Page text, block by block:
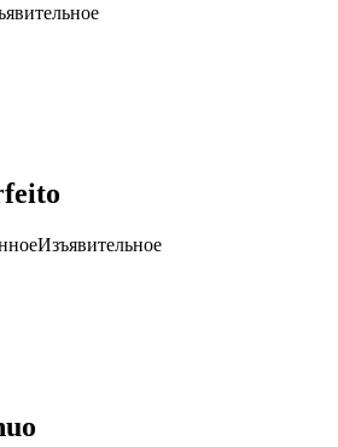
Изъявительное